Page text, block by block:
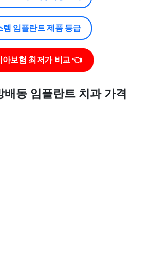
템 임플란트 제품 등급
아보험 최저가 비교 👈
배동 임플란트 치과 가격